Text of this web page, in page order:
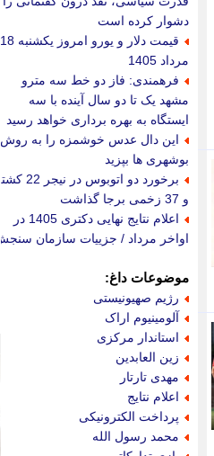
دشوار کرده است
قیمت دلار و یورو امروز یکشنبه 18
مرداد 1405
فرهمندی: فاز دو خط سه مترو
مشهد یک تا دو سال آینده با سه
ایستگاه به بهره برداری خواهد رسید
این دال عدس خوشمزه را به روش
بوشهری ها بپزید
برخورد دو اتوبوس در نیجر 22 کشته
و 37 زخمی برجا گذاشت
اعلام نتایج نهایی دکتری 1405 در
اواخر مرداد / جزییات سازمان سنجش
موضوعات داغ:
رژیم صهیونیستی
آلومینیوم اراک
استاندار مرکزی
زین العابدین
مهدی تارتار
اعلام نتایج
پرداخت الکترونیکی
محمد رسول الله